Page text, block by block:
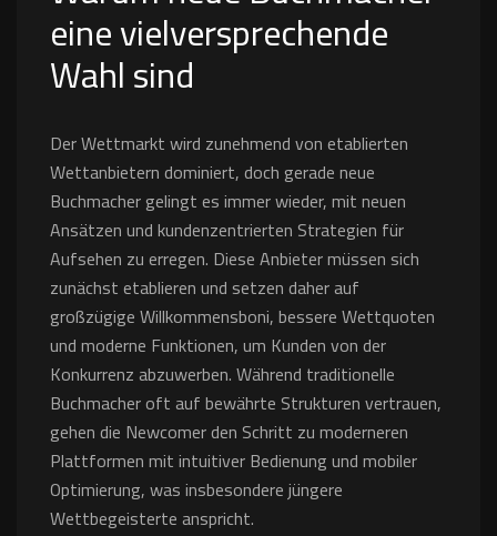
eine vielversprechende
Wahl sind
Der Wettmarkt wird zunehmend von etablierten
Wettanbietern dominiert, doch gerade neue
Buchmacher gelingt es immer wieder, mit neuen
Ansätzen und kundenzentrierten Strategien für
Aufsehen zu erregen. Diese Anbieter müssen sich
zunächst etablieren und setzen daher auf
großzügige Willkommensboni, bessere Wettquoten
und moderne Funktionen, um Kunden von der
Konkurrenz abzuwerben. Während traditionelle
Buchmacher oft auf bewährte Strukturen vertrauen,
gehen die Newcomer den Schritt zu moderneren
Plattformen mit intuitiver Bedienung und mobiler
Optimierung, was insbesondere jüngere
Wettbegeisterte anspricht.